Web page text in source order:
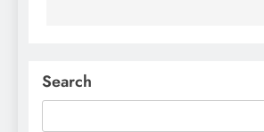
Search